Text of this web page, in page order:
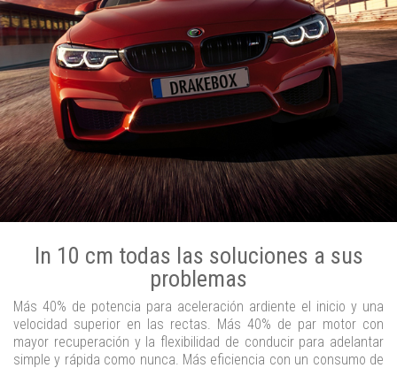
In 10 cm todas las soluciones a sus
problemas
Más 40% de potencia para aceleración ardiente el inicio y una
velocidad superior en las rectas. Más 40% de par motor con
mayor recuperación y la flexibilidad de conducir para adelantar
simple y rápida como nunca. Más eficiencia con un consumo de